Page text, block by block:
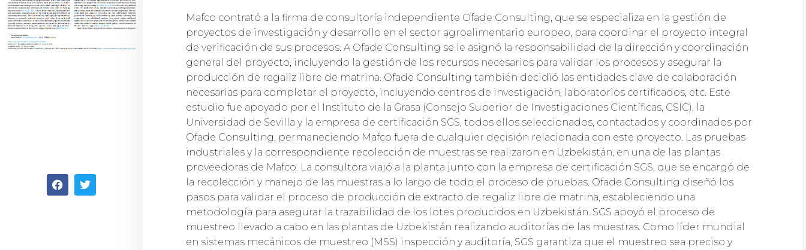
Mafco contrató a la firma de consultoría independiente Ofade Consulting, que se especializa en la gestión de
proyectos de investigación y desarrollo en el sector agroalimentario europeo, para coordinar el proyecto integral
de verificación de sus procesos. A Ofade Consulting se le asignó la responsabilidad de la dirección y coordinación
general del proyecto, incluyendo la gestión de los recursos necesarios para validar los procesos y asegurar la
producción de regaliz libre de matrina. Ofade Consulting también decidió las entidades clave de colaboración
necesarias para completar el proyecto, incluyendo centros de investigación, laboratorios certificados, etc. Este
estudio fue apoyado por el Instituto de la Grasa (Consejo Superior de Investigaciones Científicas, CSIC), la
Universidad de Sevilla y la empresa de certificación SGS, todos ellos seleccionados, contactados y coordinados por
Ofade Consulting, permaneciendo Mafco fuera de cualquier decisión relacionada con este proyecto. Las pruebas
industriales y la correspondiente recolección de muestras se realizaron en Uzbekistán, en una de las plantas
proveedoras de Mafco. La consultora viajó a la planta junto con la empresa de certificación SGS, que se encargó de
la recolección y manejo de las muestras a lo largo de todo el proceso de pruebas. Ofade Consulting diseñó los
pasos para validar el proceso de producción de extracto de regaliz libre de matrina, estableciendo una
metodología para asegurar la trazabilidad de los lotes producidos en Uzbekistán. SGS apoyó el proceso de
muestreo llevado a cabo en las plantas de Uzbekistán realizando auditorías de las muestras. Como líder mundial
en sistemas mecánicos de muestreo (MSS) inspección y auditoría, SGS garantiza que el muestreo sea preciso y